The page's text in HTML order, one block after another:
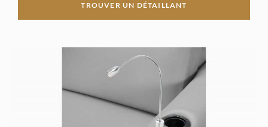
TROUVER UN DÉTAILLANT